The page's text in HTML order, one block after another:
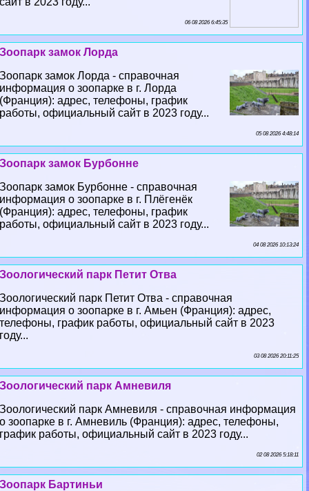
06 08 2026 6:45:35
Зоопарк замок Лорда
Зоопарк замок Лорда - справочная
информация о зоопарке в г. Лорда
(Франция): адрес, телефоны, график
работы, официальный сайт в 2023 году...
05 08 2026 4:48:14
Зоопарк замок Бурбонне
Зоопарк замок Бурбонне - справочная
информация о зоопарке в г. Плёгенёк
(Франция): адрес, телефоны, график
работы, официальный сайт в 2023 году...
04 08 2026 10:13:24
Зоологический парк Петит Отва
Зоологический парк Петит Отва - справочная
информация о зоопарке в г. Амьен (Франция): адрес,
телефоны, график работы, официальный сайт в 2023
году...
03 08 2026 20:11:25
Зоологический парк Амневиля
Зоологический парк Амневиля - справочная информация
о зоопарке в г. Амневиль (Франция): адрес, телефоны,
график работы, официальный сайт в 2023 году...
02 08 2026 5:18:11
Зоопарк Бартиньи